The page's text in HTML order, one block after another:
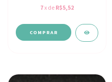
7x de R$5,52